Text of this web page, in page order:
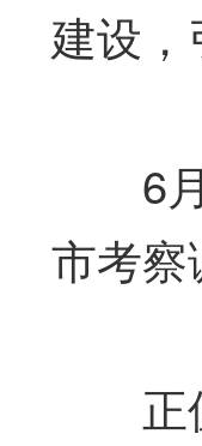
建设，
6月
市考察
正值